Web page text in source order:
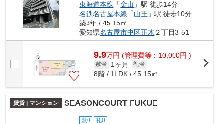
東海道本線 「金山 」駅 徒歩14分
名鉄名古屋本線 「山王 」駅 徒歩10分
築3年 / 45.15㎡
愛知県名古屋市中区正木 ２丁目3-51
9.9万円 (管理費等：10,000円 )
敷金 1ヶ月 礼金 -
8階 / 1LDK / 45.15㎡
賃貸 | マンション SEASONCOURT FUKUE
敷0 礼0